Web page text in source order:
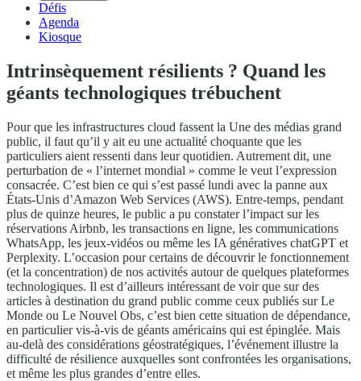
Défis
Agenda
Kiosque
Intrinsèquement résilients ? Quand les
géants technologiques trébuchent
Pour que les infrastructures cloud fassent la Une des médias grand
public, il faut qu’il y ait eu une actualité choquante que les
particuliers aient ressenti dans leur quotidien. Autrement dit, une
perturbation de « l’internet mondial » comme le veut l’expression
consacrée. C’est bien ce qui s’est passé lundi avec la panne aux
États-Unis d’Amazon Web Services (AWS). Entre-temps, pendant
plus de quinze heures, le public a pu constater l’impact sur les
réservations Airbnb, les transactions en ligne, les communications
WhatsApp, les jeux-vidéos ou même les IA génératives chatGPT et
Perplexity. L’occasion pour certains de découvrir le fonctionnement
(et la concentration) de nos activités autour de quelques plateformes
technologiques. Il est d’ailleurs intéressant de voir que sur des
articles à destination du grand public comme ceux publiés sur Le
Monde ou Le Nouvel Obs, c’est bien cette situation de dépendance,
en particulier vis-à-vis de géants américains qui est épinglée. Mais
au-delà des considérations géostratégiques, l’événement illustre la
difficulté de résilience auxquelles sont confrontées les organisations,
et même les plus grandes d’entre elles.